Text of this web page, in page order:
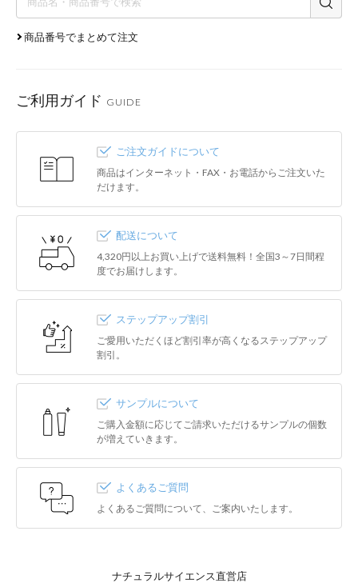
商品番号でまとめて注文
ご利用ガイド GUIDE
ご注文ガイドについて
商品はインターネット・FAX・お電話からご注文いた
だけます。
配送について
4,320円以上お買い上げで送料無料！全国3～7日間程
度でお届けします。
ステップアップ割引
ご愛用いただくほど割引率が高くなるステップアップ
割引。
サンプルについて
ご購入金額に応じてご請求いただけるサンプルの個数
が増えていきます。
よくあるご質問
よくあるご質問について、ご案内いたします。
ナチュラルサイエンス直営店